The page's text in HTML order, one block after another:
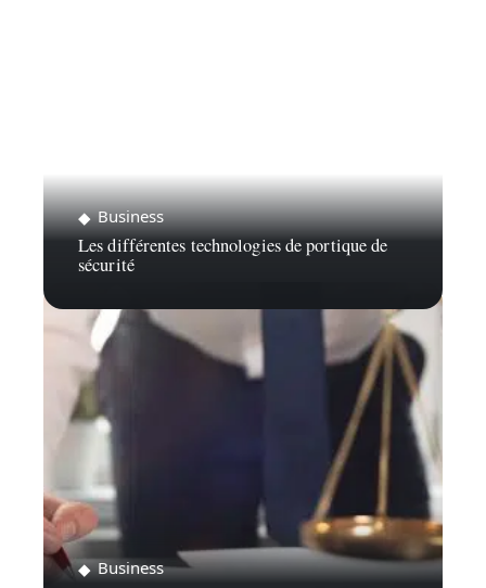
Business
Les différentes technologies de portique de
sécurité
Business